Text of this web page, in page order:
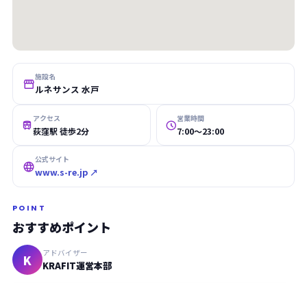
施設名
ルネサンス 水戸
 アクセス
荻窪駅 徒歩2分 営業時間
7:00〜23:00
公式サイト
www.s-re.jp ↗
POINT
おすすめポイント
K アドバイザー
KRAFIT運営本部